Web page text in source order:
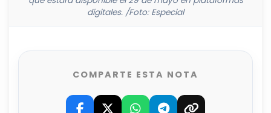
digitales. /Foto: Especial
COMPARTE ESTA NOTA